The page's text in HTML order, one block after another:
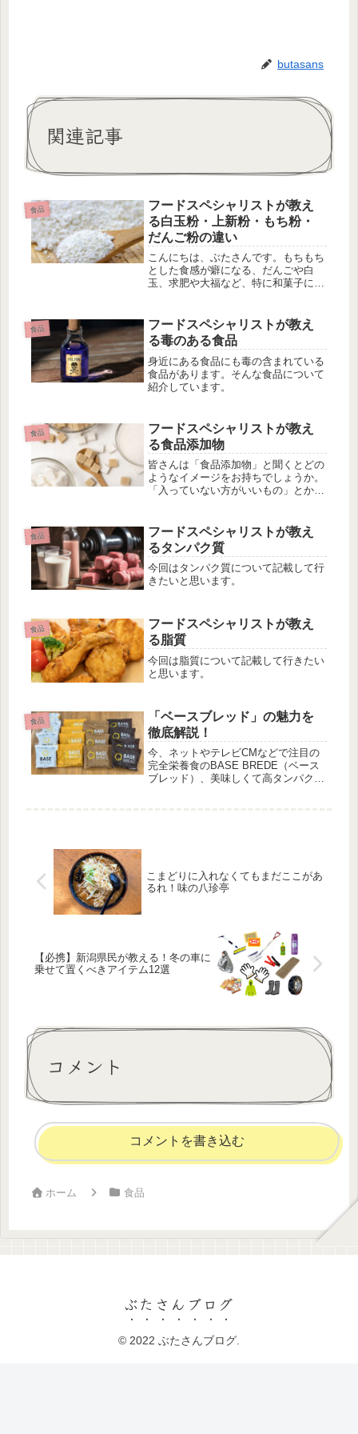
butasans
関連記事
食品
フードスペシャリストが教え
る白玉粉・上新粉・もち粉・
だんご粉の違い
こんにちは、ぶたさんです。もちもち
とした食感が癖になる、だんごや白
玉、求肥や大福など、特に和菓子によ
とんど同じなのに、こんなにも特徴が
違う白玉粉、上新粉、もち粉、だんご
粉について記載していきたいと思いま
す。これを知れば、自分が作りたい和
菓子に最適な粉が選べるようになりま
すよ！
食品
フードスペシャリストが教え
る毒のある食品
身近にある食品にも毒の含まれている
食品があります。そんな食品について
紹介しています。
食品
フードスペシャリストが教え
る食品添加物
皆さんは「食品添加物」と聞くとどの
ようなイメージをお持ちでしょうか。
「入っていない方がいいもの」とか
はそんな食品添加物について記載して
行きたいと思います。
食品
フードスペシャリストが教え
るタンパク質
今回はタンパク質について記載して行
きたいと思います。
食品
フードスペシャリストが教え
る脂質
今回は脂質について記載して行きたい
と思います。
食品
「ベースブレッド」の魅力を
徹底解説！
今、ネットやテレビCMなどで注目の
完全栄養食のBASE BREDE（ベース
ブレッド）、美味しくて高タンパク、
こまどりに入れなくてもまだここがあ
るれ！味の八珍亭
【必携】新潟県民が教える！冬の車に
乗せて置くべきアイテム12選
コメント
コメントを書き込む
ホーム 食品
ぶたさんブログ
© 2022 ぶたさんブログ.